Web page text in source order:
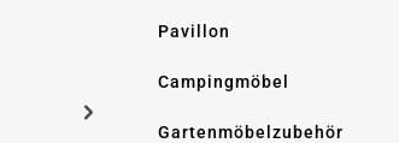
Pavillon
Campingmöbel
Gartenmöbelzubehör